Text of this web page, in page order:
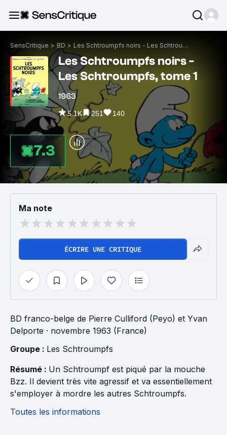
SensCritique > BD > Les Schtroumpfs noirs - Les Schtroumpfs, tome 1
Les Schtroumpfs noirs -
Les Schtroumpfs, tome 1
1963
5.1K 251 140
7.3
Ma note
ÉCRIRE UNE CRITIQUE
BD franco-belge de Pierre Culliford (Peyo) et Yvan
Delporte · novembre 1963 (France)
Groupe : Les Schtroumpfs
Résumé : Un Schtroumpf est piqué par la mouche
Bzz. Il devient très vite agressif et va essentiellement
s'employer à mordre les autres Schtroumpfs.
Toutes les informations